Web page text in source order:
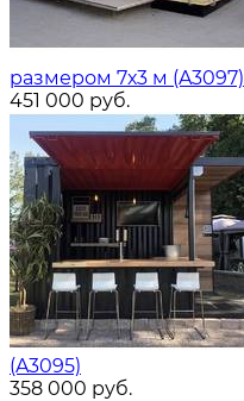
размером 7х3 м (A3097)
451 000 руб.
(A3095)
358 000 руб.